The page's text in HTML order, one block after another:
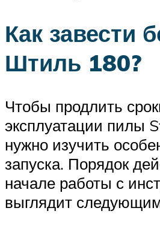
Как завести
Штиль 180?
Чтобы продлить
эксплуатации пилы
нужно изучить
запуска. Порядок
начале работы с
выглядит